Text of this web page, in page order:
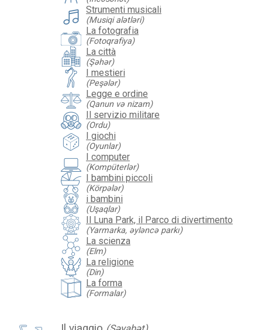
Strumenti musicali
(Musiqi alətləri)
La fotografia
(Fotoqrafiya)
La città
(Şəhər)
I mestieri
(Peşələr)
Legge e ordine
(Qanun və nizam)
Il servizio militare
(Ordu)
I giochi
(Oyunlar)
I computer
(Kompüterlər)
I bambini piccoli
(Körpələr)
i bambini
(Uşaqlar)
Il Luna Park, il Parco di divertimento
(Yarmarka, əyləncə parkı)
La scienza
(Elm)
La religione
(Din)
La forma
(Formalar)